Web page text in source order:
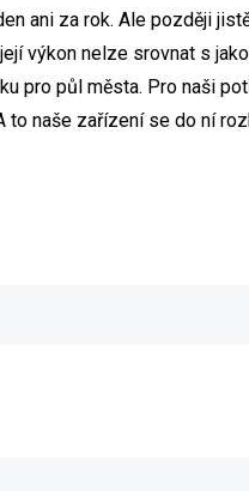
ani za rok. Ale později
výkon nelze srovnat s
pro půl města. Pro naši
naše zařízení se do ní